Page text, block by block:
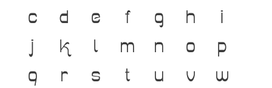
c d e f g h i
j k l m n o p
q r s t u v w